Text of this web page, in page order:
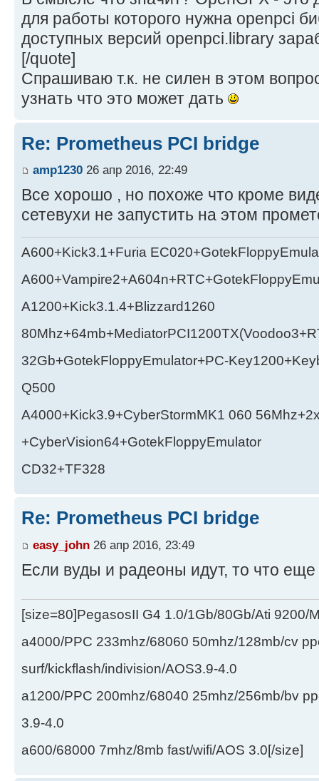
для работы которого нужна openpci
доступных версий openpci.library
[/quote]
Спрашиваю т.к. не силен в этом
узнать что это может дать
Re: Prometheus PCI bridge
amp1230 26 апр 2016, 22:49
Все хорошо , но похоже что кроме
сетевухи не запустить на этом
A600+Kick3.1+Furia
A1200+Kick3.1.4+Blizzard1260
32Gb+GotekFloppyEmulator+PC-
Q500
A4000+Kick3.9+CyberStormMK1 060
+CyberVision64+GotekFloppyEmulator
CD32+TF328
Re: Prometheus PCI bridge
easy_john 26 апр 2016, 23:49
Если вуды и радеоны идут, то что
[size=80]PegasosII G4 1.0/1Gb/80Gb/Ati 9200/
a4000/PPC 233mhz/68060 50mhz/128mb/cv
surf/kickflash/indivision/AOS3.9-4.0
a1200/PPC 200mhz/68040 25mhz/256mb/bv
3.9-4.0
a600/68000 7mhz/8mb fast/wifi/AOS 3.0[/size]